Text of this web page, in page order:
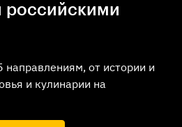
от истории и
и кулинарии на